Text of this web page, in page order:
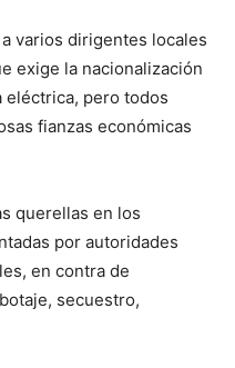
a varios dirigentes locales
exige la nacionalización
pero todos
fianzas económicas
querellas en los
por autoridades
en contra de
secuestro,